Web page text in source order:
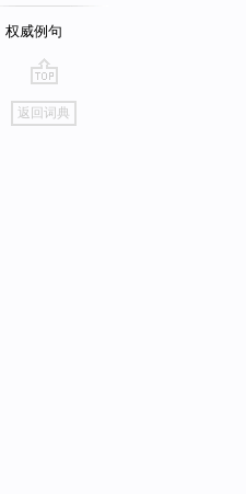
权威例句
go
top
返回词典